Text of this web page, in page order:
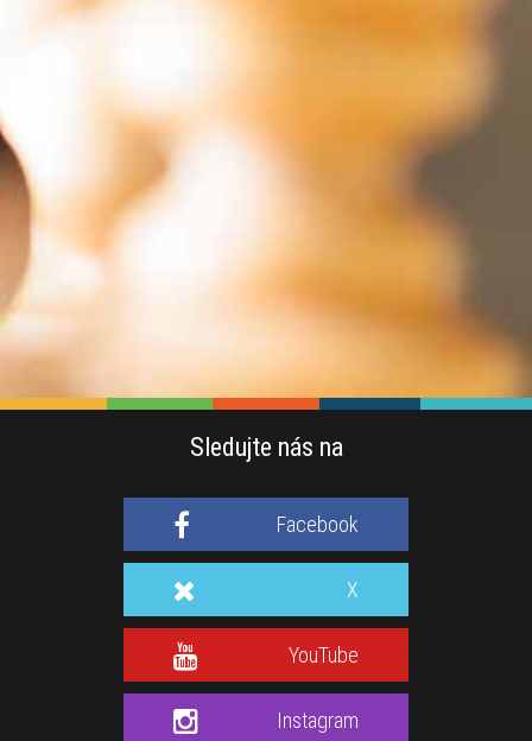
Sledujte nás na
Facebook
X
YouTube
Instagram